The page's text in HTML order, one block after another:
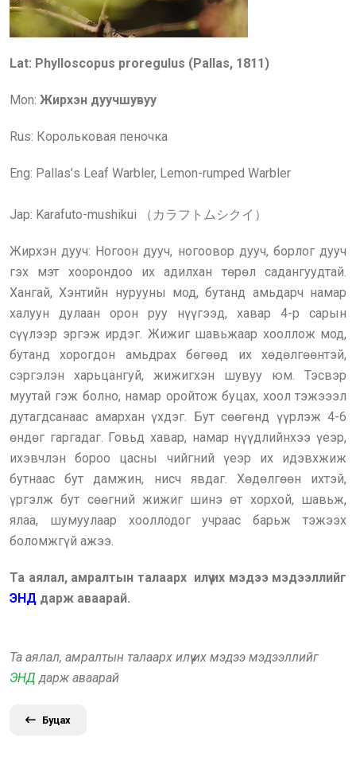
Lat: Phylloscopus proregulus (Pallas, 1811)
Mon: Жирхэн дуучшувуу
Rus: Корольковая пеночка
Eng: Pallas’s Leaf Warbler, Lemon-rumped Warbler
Jap: Karafuto-mushikui （カラフトムシクイ）
Жирхэн дууч: Ногоон дууч, ногоовор дууч, борлог дууч
гэх мэт хоорондоо их адилхан төрөл садангуудтай.
Хангай, Хэнтийн нурууны мод, бутанд амьдарч намар
халуун дулаан орон руу нүүгээд, хавар 4-р сарын
сүүлээр эргэж ирдэг. Жижиг шавьжаар хооллож мод,
бутанд хорогдон амьдрах бөгөөд их хөдөлгөөнтэй,
сэргэлэн харьцангуй, жижигхэн шувуу юм. Тэсвэр
муутай гэж болно, намар оройтож буцах, хоол тэжэээл
дутагдсанаас амархан үхдэг. Бут сөөгөнд үүрлэж 4-6
өндөг гаргадаг. Говьд хавар, намар нүүдлийнхээ үеэр,
ихэвчлэн бороо цасны чийгний үеэр их идэвхжиж
бутнаас бут дамжин, нисч явдаг. Хөдөлгөөн ихтэй,
үргэлж бут сөөгний жижиг шинэ өт хорхой, шавьж,
ялаа, шумуулаар хооллодог учраас барьж тэжээх
боломжгүй ажээ.
Та аялал, амралтын талаарх илүү их мэдээ мэдээллийг
ЭНД дарж аваарай.
Та аялал, амралтын талаарх илүү их мэдээ мэдээллийг
ЭНД дарж аваарай
Буцах